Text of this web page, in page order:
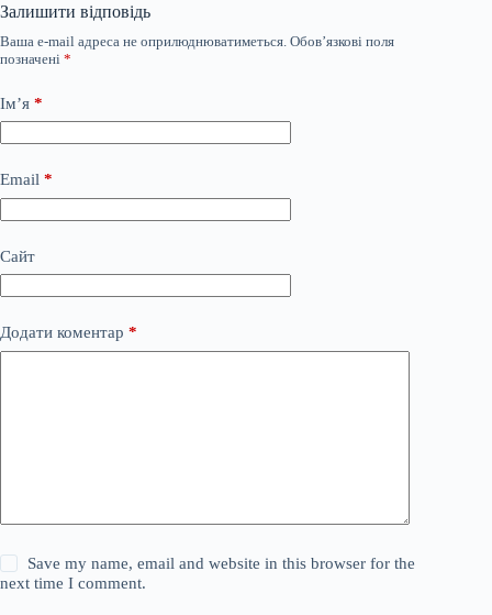
Залишити відповідь
Ваша e-mail адреса не оприлюднюватиметься. Обов’язкові поля
позначені *
Ім’я *
Email *
Сайт
Додати коментар *
Save my name, email and website in this browser for the
next time I comment.